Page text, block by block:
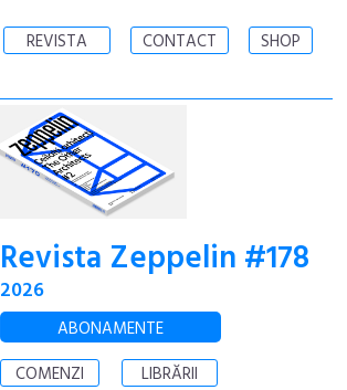
REVISTA CONTACT SHOP
Revista Zeppelin #178
2026
ABONAMENTE
COMENZI
LIBRĂRII